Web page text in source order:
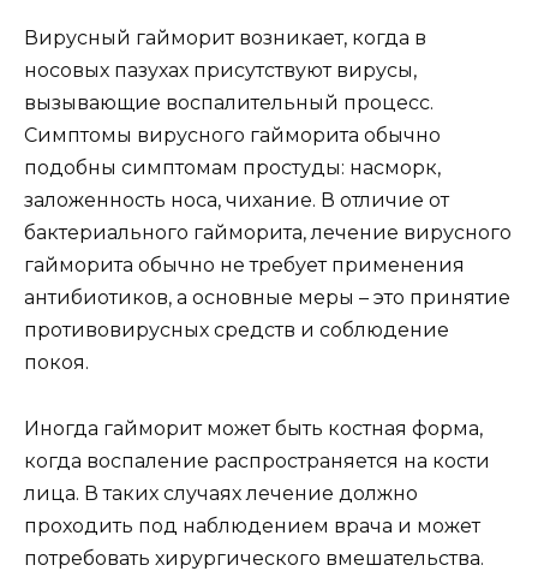
Вирусный гайморит возникает, когда в
носовых пазухах присутствуют вирусы,
вызывающие воспалительный процесс.
Симптомы вирусного гайморита обычно
подобны симптомам простуды: насморк,
заложенность носа, чихание. В отличие от
бактериального гайморита, лечение вирусного
гайморита обычно не требует применения
антибиотиков, а основные меры – это принятие
противовирусных средств и соблюдение
покоя.
Иногда гайморит может быть костная форма,
когда воспаление распространяется на кости
лица. В таких случаях лечение должно
проходить под наблюдением врача и может
потребовать хирургического вмешательства.